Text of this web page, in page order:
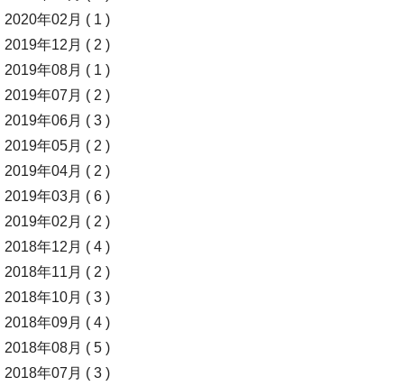
2020年02月 ( 1 )
2019年12月 ( 2 )
2019年08月 ( 1 )
2019年07月 ( 2 )
2019年06月 ( 3 )
2019年05月 ( 2 )
2019年04月 ( 2 )
2019年03月 ( 6 )
2019年02月 ( 2 )
2018年12月 ( 4 )
2018年11月 ( 2 )
2018年10月 ( 3 )
2018年09月 ( 4 )
2018年08月 ( 5 )
2018年07月 ( 3 )